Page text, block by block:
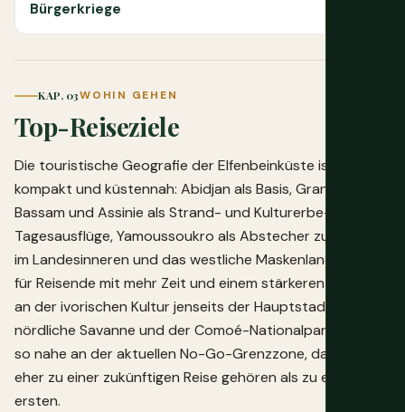
Bürgerkriege
KAP. 03WOHIN GEHEN
Top-Reiseziele
Die touristische Geografie der Elfenbeinküste ist
kompakt und küstennah: Abidjan als Basis, Grand-
Bassam und Assinie als Strand- und Kulturerbe-
Tagesausflüge, Yamoussoukro als Abstecher zur Basilika
im Landesinneren und das westliche Maskenland um Man
für Reisende mit mehr Zeit und einem stärkeren Interesse
an der ivorischen Kultur jenseits der Hauptstadt. Die
nördliche Savanne und der Comoé-Nationalpark liegen
so nahe an der aktuellen No-Go-Grenzzone, dass sie
eher zu einer zukünftigen Reise gehören als zu einer
ersten.